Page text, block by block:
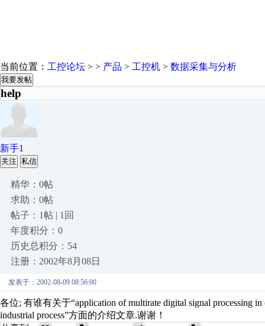
当前位置： 工控论坛 > > 产品 > 工控机 > 数据采集与分析
我要发帖
help
新手1
关注 私信
精华：0帖
求助：0帖
帖子：1帖 | 1回
年度积分：0
历史总积分：54
注册：2002年8月08日
发表于：2002-08-09 08:56:00
各位; 有谁有关于“application of multirate digital signal processing
industrial process”方面的介绍文章.谢谢！